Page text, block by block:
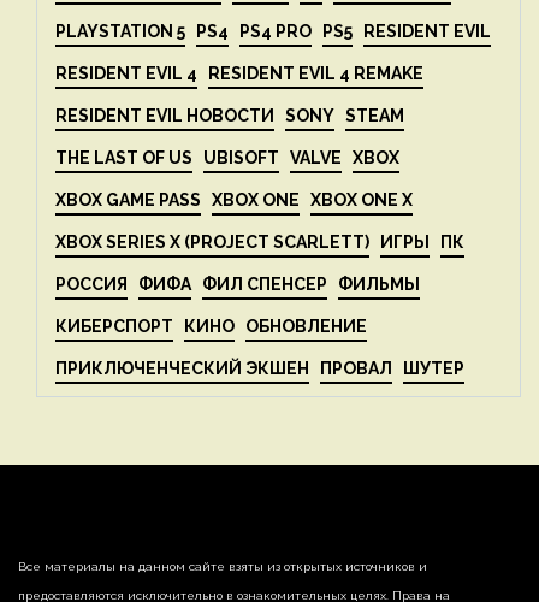
PLAYSTATION 5 PS4 PS4 PRO PS5 RESIDENT EVIL
RESIDENT EVIL 4 RESIDENT EVIL 4 REMAKE
RESIDENT EVIL НОВОСТИ SONY STEAM
THE LAST OF US UBISOFT VALVE XBOX
XBOX GAME PASS XBOX ONE XBOX ONE X
XBOX SERIES X (PROJECT SCARLETT) ИГРЫ ПК
РОССИЯ ФИФА ФИЛ СПЕНСЕР ФИЛЬМЫ
КИБЕРСПОРТ КИНО ОБНОВЛЕНИЕ
ПРИКЛЮЧЕНЧЕСКИЙ ЭКШЕН ПРОВАЛ ШУТЕР
Все материалы на данном сайте взяты из открытых источников и
предоставляются исключительно в ознакомительных целях. Права на